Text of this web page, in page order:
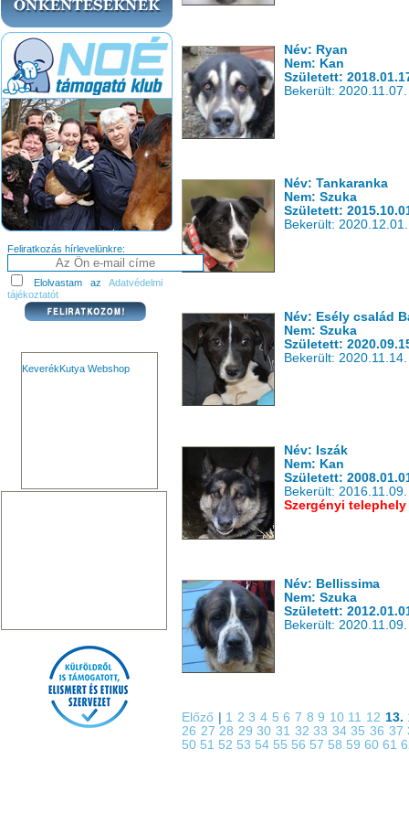
Feliratkozás hírlevelünkre:
Elolvastam az Adatvédelmi
tájékoztatót
KeverékKutya Webshop
Név: Ryan
Nem: Kan
Született:
Bekerült: 2020.11.07.
Név: Tankaranka
Nem: Szuka
Született:
Bekerült: 2020.12.01.
Név: Esély család
Nem: Szuka
Született:
Bekerült: 2020.11.14.
Név: Iszák
Nem: Kan
Született:
Bekerült: 2016.11.09.
Szergényi telephely
Név: Bellissima
Nem: Szuka
Született:
Bekerült: 2020.11.09.
Előző 1 234 56 7 89 10 11 12 13.
26 2728 293031 3233 343536 37
50 51 52 53 54 55 56 57 58 59 60 61